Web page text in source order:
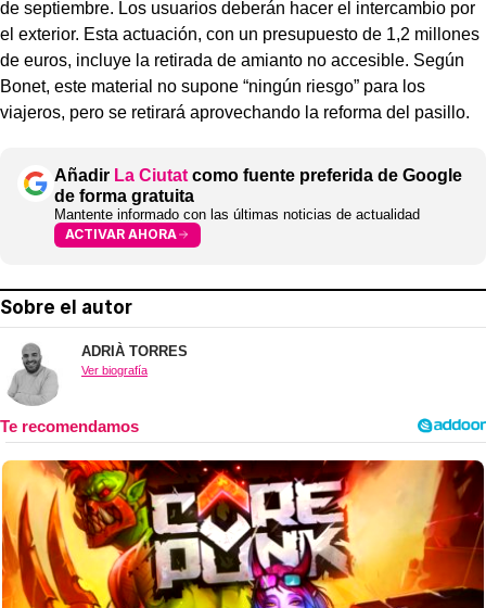
de septiembre. Los usuarios deberán hacer el intercambio por
el exterior. Esta actuación, con un presupuesto de 1,2 millones
de euros, incluye la retirada de amianto no accesible. Según
Bonet, este material no supone “ningún riesgo” para los
viajeros, pero se retirará aprovechando la reforma del pasillo.
Añadir La Ciutat como fuente preferida de Google
de forma gratuita
Mantente informado con las últimas noticias de actualidad
ACTIVAR AHORA
Sobre el autor
ADRIÀ TORRES
Ver biografía